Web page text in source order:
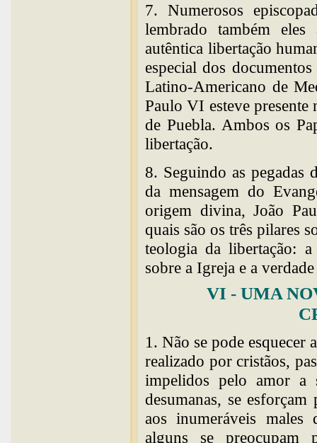
7. Numerosos
lembrado também
autêntica libertação
especial dos
Latino-Americano de
Paulo VI esteve
de Puebla. Ambos os
libertação.
8. Seguindo as pegadas
da mensagem do
origem divina, João
quais são os três pilares
teologia da libertação:
sobre a Igreja e a
VI - UMA
1. Não se pode esquecer
realizado por cristãos,
impelidos pelo amor a
desumanas, se
aos inumeráveis
alguns se preocupam